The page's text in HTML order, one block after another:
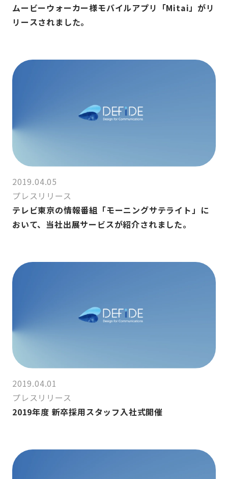
ムービーウォーカー様モバイルアプリ「Mitai」がリ
リースされました。
2019.04.05
プレスリリース
テレビ東京の情報番組「モーニングサテライト」に
おいて、当社出展サービスが紹介されました。
2019.04.01
プレスリリース
2019年度 新卒採用スタッフ入社式開催